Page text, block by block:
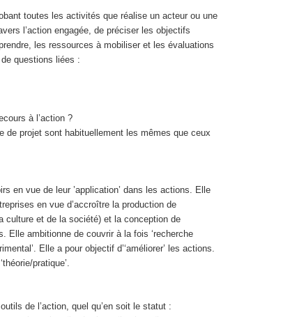
toutes les activités que réalise un acteur ou une
l’action engagée, de préciser les objectifs
les ressources à mobiliser et les évaluations
questions liées :
à l’action ?
projet sont habituellement les mêmes que ceux
en vue de leur ’application’ dans les actions. Elle
en vue d’accroître la production de
culture et de la société) et la conception de
Elle ambitionne de couvrir à la fois ‘recherche
Elle a pour objectif d’‘améliorer’ les actions.
pratique’.
de l’action, quel qu’en soit le statut :